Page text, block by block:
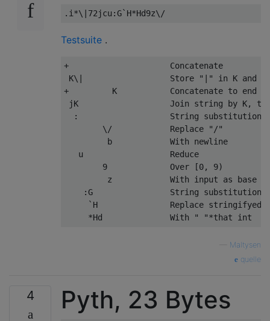
Testsuite .
+                     Concatenate
K\|                  Store "|" in K and
+         K           Concatenate to end
jK                   Join string by K, this
  :                   String substitution
        \/            Replace "/"
         b            With newline
   u                  Reduce
        9             Over [0, 9)
z            With input as base
:G                String substitution
`H               Replace stringifyed
Maltysen
quelle
4 Pyth, 23 Bytes